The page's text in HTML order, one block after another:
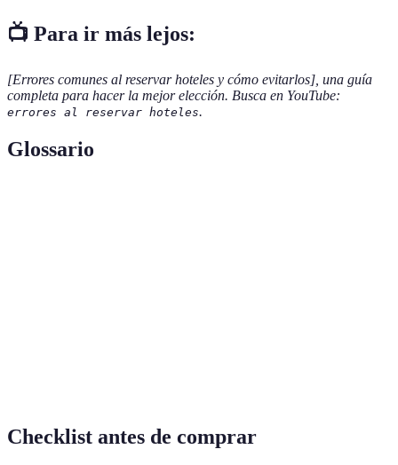
📺 Para ir más lejos:
[Errores comunes al reservar hoteles y cómo evitarlos], una guía
completa para hacer la mejor elección. Busca en YouTube:
errores al reservar hoteles.
Glossario
Checklist antes de comprar